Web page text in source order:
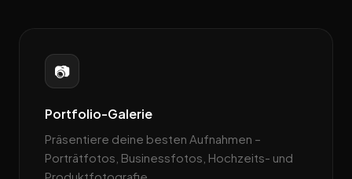
📷
Portfolio-Galerie
Präsentiere deine besten Aufnahmen –
Porträtfotos, Businessfotos, Hochzeits- und